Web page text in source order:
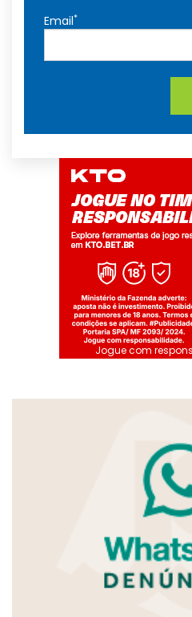
Email*
Jogue com